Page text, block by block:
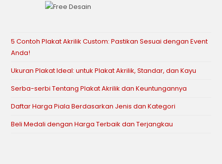
5 Contoh Plakat Akrilik Custom: Pastikan Sesuai dengan Event
Anda!
Ukuran Plakat Ideal: untuk Plakat Akrilik, Standar, dan Kayu
Serba-serbi Tentang Plakat Akrilik dan Keuntungannya
Daftar Harga Piala Berdasarkan Jenis dan Kategori
Beli Medali dengan Harga Terbaik dan Terjangkau